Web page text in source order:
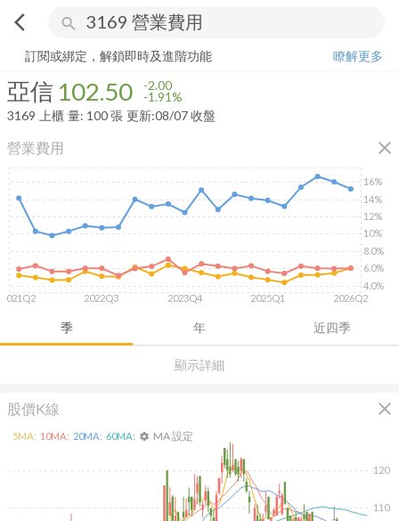
arrow_back_ios search
亞信 102.50 -1.91%
訂閱或綁定，解鎖即時及進階功能
瞭解更多
亞信 102.50 -2.00
-1.91%
3169
上櫃 量: 100張 更新:08/07 收盤
營業費用 close
顯示詳細
季 年 近四季
2021Q2 2022Q3 2023Q4 2025Q1 2026Q2
4.0%
6.0%
8.0%
10%
12%
14%
16%
股價K線 close
110
120
5MA: 10MA: 20MA: 60MA: settings MA 設定